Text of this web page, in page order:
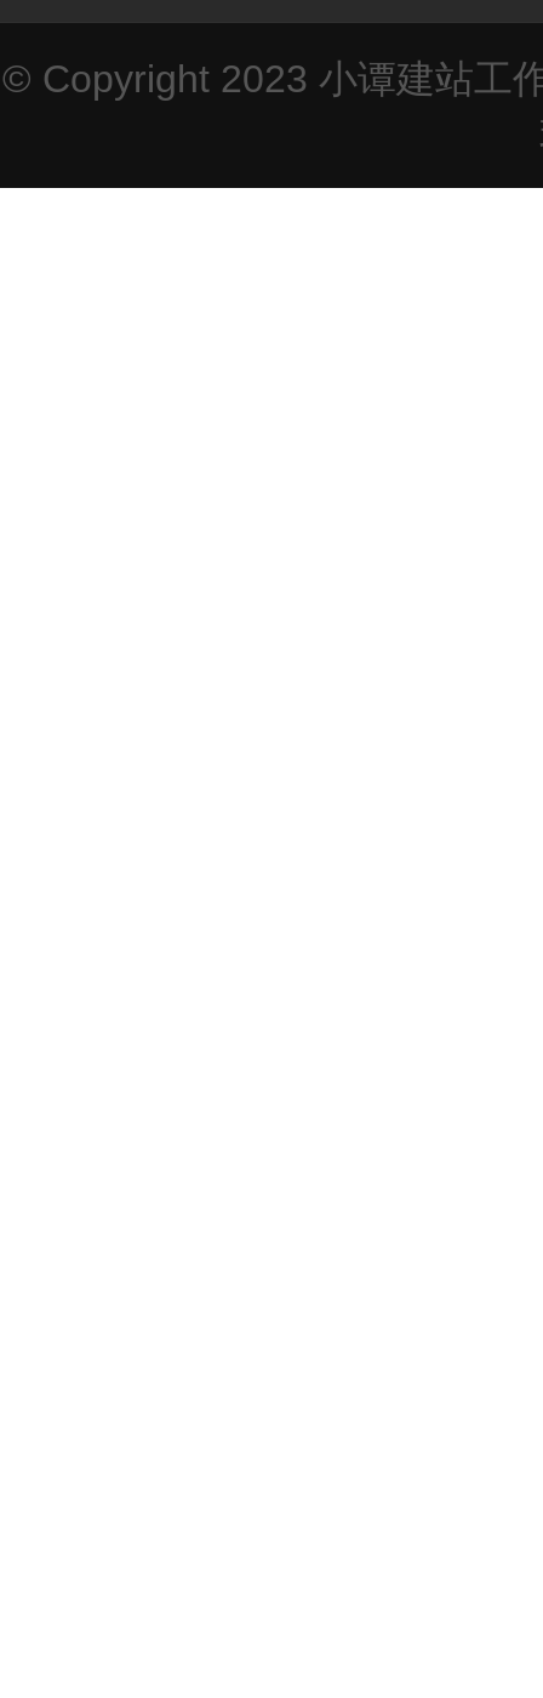
© Copyright 2023 小谭建站工